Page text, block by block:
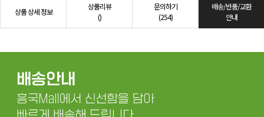
상품 상세 정보
상품리뷰
()
문의하기
(254)
배송/반품/교환
안내